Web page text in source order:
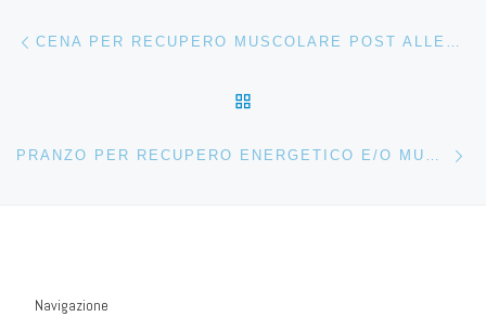
CENA PER RECUPERO MUSCOLARE POST ALLENAMENTO
PRANZO PER RECUPERO ENERGETICO E/O MUSCOLARE
Navigazione